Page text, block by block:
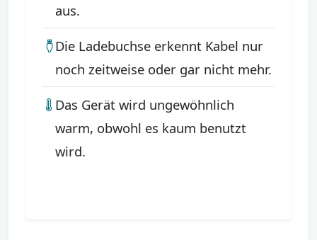
aus.
Die Ladebuchse erkennt Kabel nur
noch zeitweise oder gar nicht mehr.
Das Gerät wird ungewöhnlich
warm, obwohl es kaum benutzt
wird.